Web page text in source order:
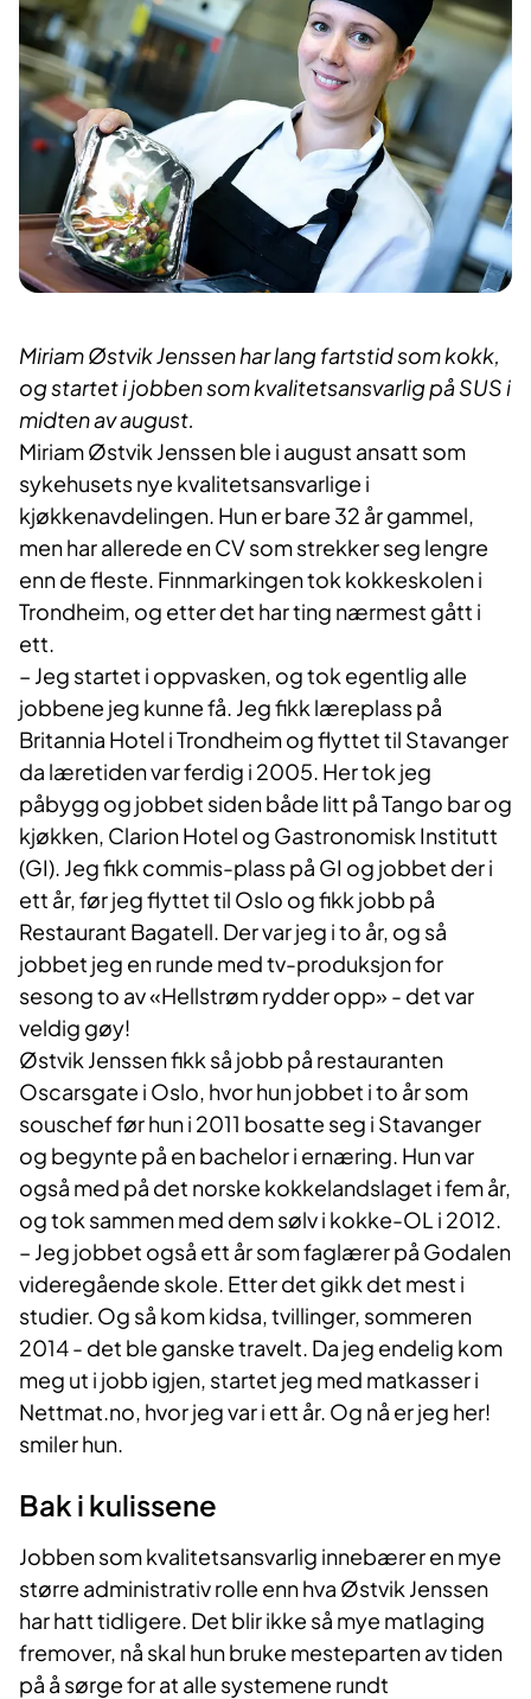
Miriam Østvik Jenssen har lang fartstid som kokk,
og startet i jobben som kvalitetsansvarlig på SUS i
midten av august.
Miriam Østvik Jenssen ble i august ansatt som
sykehusets nye kvalitetsansvarlige i
kjøkkenavdelingen. Hun er bare 32 år gammel,
men har allerede en CV som strekker seg lengre
enn de fleste. Finnmarkingen tok kokkeskolen i
Trondheim, og etter det har ting nærmest gått i
ett.
– Jeg startet i oppvasken, og tok egentlig alle
jobbene jeg kunne få. Jeg fikk læreplass på
Britannia Hotel i Trondheim og flyttet til Stavanger
da læretiden var ferdig i 2005. Her tok jeg
påbygg og jobbet siden både litt på Tango bar og
kjøkken, Clarion Hotel og Gastronomisk Institutt
(GI). Jeg fikk commis-plass på GI og jobbet der i
ett år, før jeg flyttet til Oslo og fikk jobb på
Restaurant Bagatell. Der var jeg i to år, og så
jobbet jeg en runde med tv-produksjon for
sesong to av «Hellstrøm rydder opp» - det var
veldig gøy!
Østvik Jenssen fikk så jobb på restauranten
Oscarsgate i Oslo, hvor hun jobbet i to år som
souschef før hun i 2011 bosatte seg i Stavanger
og begynte på en bachelor i ernæring. Hun var
også med på det norske kokkelandslaget i fem år,
og tok sammen med dem sølv i kokke-OL i 2012.
– Jeg jobbet også ett år som faglærer på Godalen
videregående skole. Etter det gikk det mest i
studier. Og så kom kidsa, tvillinger, sommeren
2014 - det ble ganske travelt. Da jeg endelig kom
meg ut i jobb igjen, startet jeg med matkasser i
Nettmat.no, hvor jeg var i ett år. Og nå er jeg her!
smiler hun.
Bak i kulissene
Jobben som kvalitetsansvarlig innebærer en mye
større administrativ rolle enn hva Østvik Jenssen
har hatt tidligere. Det blir ikke så mye matlaging
fremover, nå skal hun bruke mesteparten av tiden
på å sørge for at alle systemene rundt